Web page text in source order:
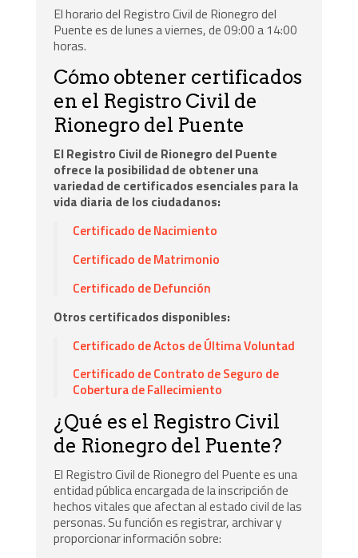
El horario del Registro Civil de Rionegro del
Puente es de lunes a viernes, de 09:00 a 14:00
horas.
Cómo obtener certificados
en el Registro Civil de
Rionegro del Puente
El Registro Civil de Rionegro del Puente
ofrece la posibilidad de obtener una
variedad de certificados esenciales para la
vida diaria de los ciudadanos:
Certificado de Nacimiento
Certificado de Matrimonio
Certificado de Defunción
Otros certificados disponibles:
Certificado de Actos de Última Voluntad
Certificado de Contrato de Seguro de
Cobertura de Fallecimiento
¿Qué es el Registro Civil
de Rionegro del Puente?
El Registro Civil de Rionegro del Puente es una
entidad pública encargada de la inscripción de
hechos vitales que afectan al estado civil de las
personas. Su función es registrar, archivar y
proporcionar información sobre: